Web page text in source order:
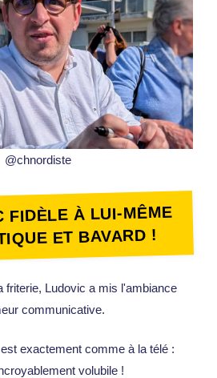
@chnordiste
FIDÈLE À LUI-MÊME
ET BAVARD !
friterie, Ludovic a mis l'ambiance
communicative.
exactement comme à la télé :
volubile !